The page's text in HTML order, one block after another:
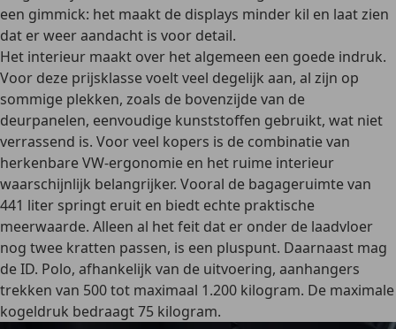
een gimmick: het maakt de displays minder kil en laat zien
dat er weer aandacht is voor detail.
Het interieur maakt over het algemeen een goede indruk.
Voor deze prijsklasse voelt veel degelijk aan, al zijn op
sommige plekken, zoals de bovenzijde van de
deurpanelen, eenvoudige kunststoffen gebruikt, wat niet
verrassend is. Voor veel kopers is de combinatie van
herkenbare VW-ergonomie en het ruime interieur
waarschijnlijk belangrijker. Vooral de bagageruimte van
441 liter springt eruit en biedt echte praktische
meerwaarde. Alleen al het feit dat er onder de laadvloer
nog twee kratten passen, is een pluspunt. Daarnaast mag
de ID. Polo, afhankelijk van de uitvoering, aanhangers
trekken van 500 tot maximaal 1.200 kilogram. De maximale
kogeldruk bedraagt 75 kilogram.